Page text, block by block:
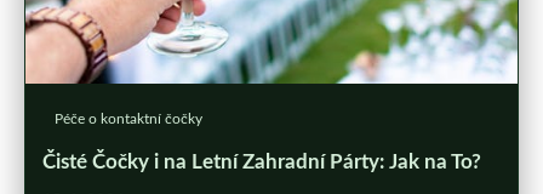
Péče o kontaktní čočky
Čisté Čočky i na Letní Zahradní Párty: Jak na To?